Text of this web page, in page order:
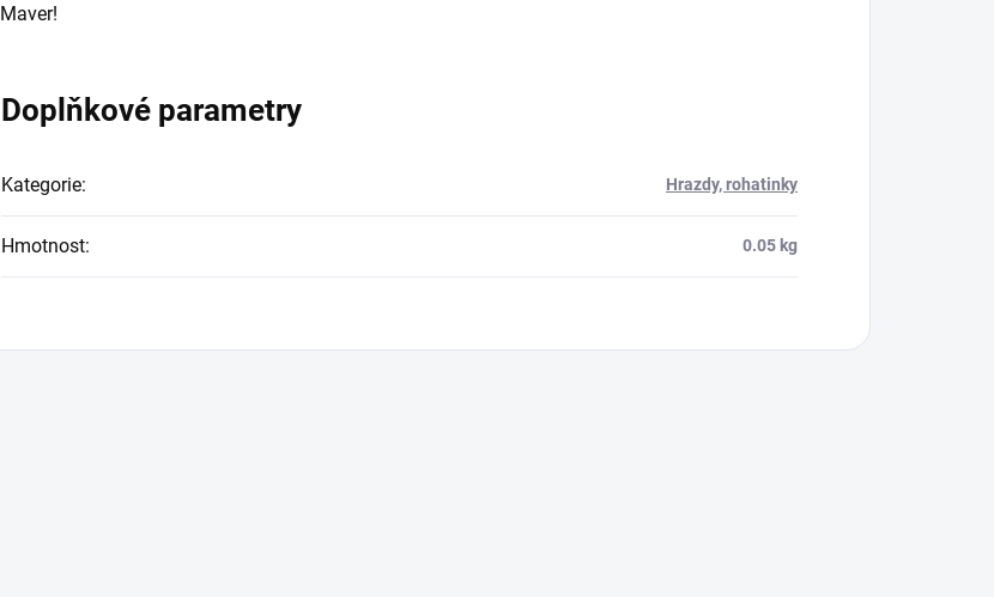
Maver!
Doplňkové parametry
Kategorie: Hrazdy, rohatinky
Hmotnost: 0.05 kg